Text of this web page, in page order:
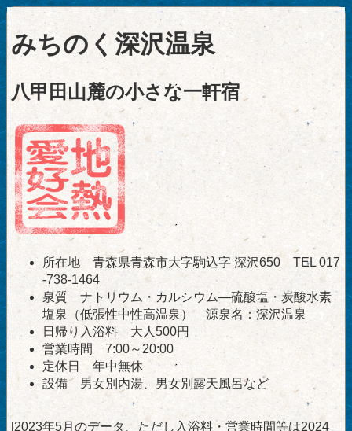
みちのく深沢温泉
八甲田山麓の小さな一軒宿
所在地 青森県青森市大字駒込字 深沢650 TEL 017
-738-1464
泉質 ナトリウム・カルシウム―硫酸塩・炭酸水素
塩泉（低張性中性高温泉） 源泉名：深沢温泉
日帰り入浴料 大人500円
営業時間 7:00～20:00
定休日 年中無休
設備 男女別内湯、男女別露天風呂など
[2023年5月のデータ、ただし入浴料・営業時間等は2024